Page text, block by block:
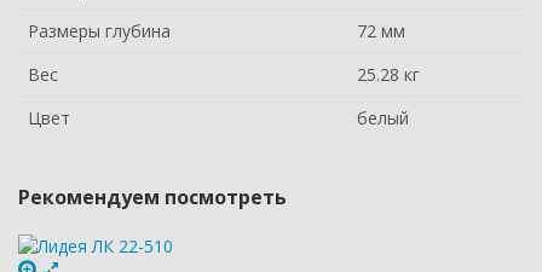
Размеры глубина
72 мм
Вес
25.28 кг
Цвет
белый
Рекомендуем посмотреть